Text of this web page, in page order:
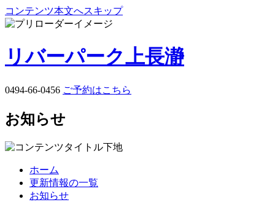
コンテンツ本文へスキップ
リバーパーク上長瀞
0494-66-0456 ご予約はこちら
お知らせ
ホーム
更新情報の一覧
お知らせ